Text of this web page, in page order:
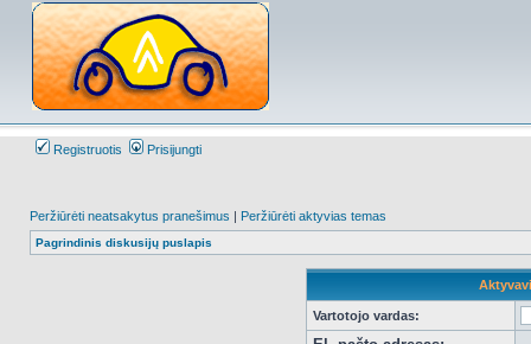
Registruotis Prisijungti
Peržiūrėti neatsakytus pranešimus | Peržiūrėti aktyvias temas
Pagrindinis diskusijų puslapis
Vartotojo vardas: